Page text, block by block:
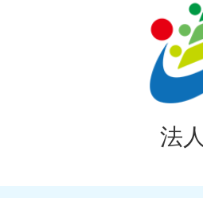
ス
ラ
イ
ド
1
枚
目
の
法